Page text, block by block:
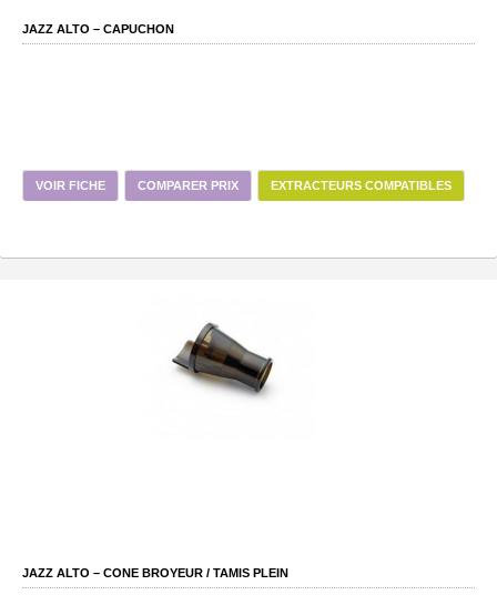
JAZZ ALTO – CAPUCHON
VOIR FICHE COMPARER PRIX EXTRACTEURS COMPATIBLES
JAZZ ALTO – CONE BROYEUR / TAMIS PLEIN